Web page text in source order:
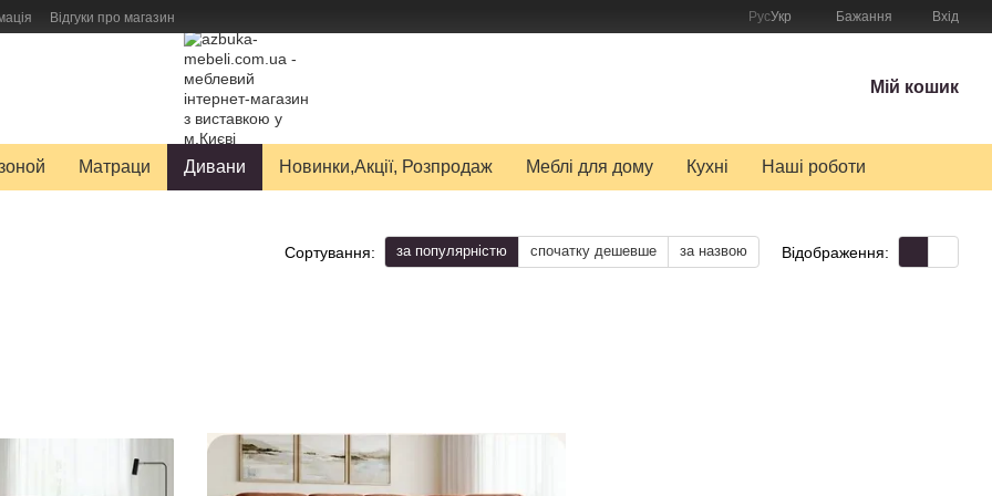
Відгуки про магазин
РусУкр Бажання Вхід
Мій кошик
Матраци Дивани Новинки,Акції, Розпродаж Меблі для дому Кухні Наші роботи
Сортування: за популярністю спочатку дешевше за назвою Відображення: